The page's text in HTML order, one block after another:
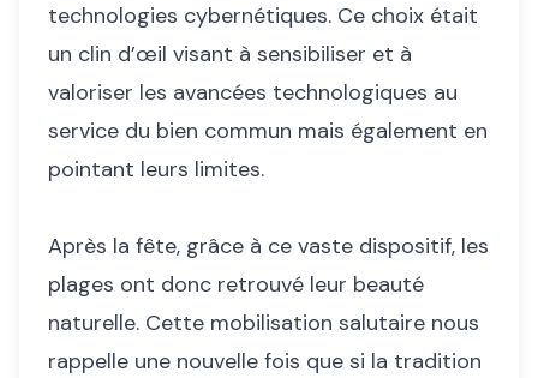
technologies cybernétiques. Ce choix était
un clin d’œil visant à sensibiliser et à
valoriser les avancées technologiques au
service du bien commun mais également en
pointant leurs limites.
Après la fête, grâce à ce vaste dispositif, les
plages ont donc retrouvé leur beauté
naturelle. Cette mobilisation salutaire nous
rappelle une nouvelle fois que si la tradition